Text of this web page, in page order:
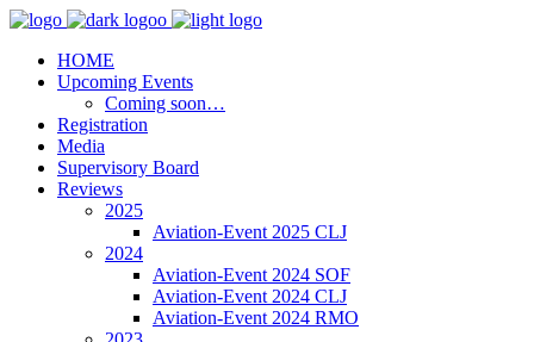
HOME
Upcoming Events
Coming soon…
Registration
Media
Supervisory Board
Reviews
2025
Aviation-Event 2025 CLJ
2024
Aviation-Event 2024 SOF
Aviation-Event 2024 CLJ
Aviation-Event 2024 RMO